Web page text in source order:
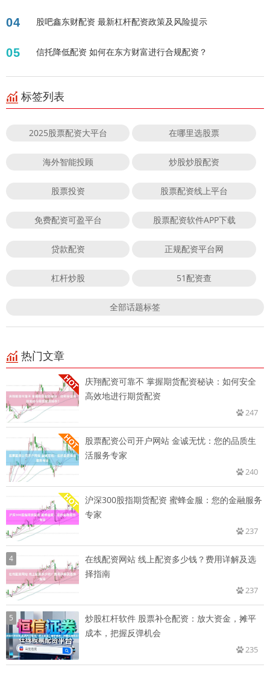
04 股吧鑫东财配资 最新杠杆配资政策及风险提示
05 信托降低配资 如何在东方财富进行合规配资？
标签列表
2025股票配资大平台 在哪里选股票
海外智能投顾 炒股炒股配资
股票投资 股票配资线上平台
免费配资可盈平台 股票配资软件APP下载
贷款配资 正规配资平台网
杠杆炒股 51配资查
全部话题标签
热门文章
庆翔配资可靠不 掌握期货配资秘诀：如何安全
高效地进行期货配资
247
股票配资公司开户网站 金诚无忧：您的品质生
活服务专家
240
沪深300股指期货配资 蜜蜂金服：您的金融服务
专家
237
4
在线配资网站 线上配资多少钱？费用详解及选
择指南
237
5
炒股杠杆软件 股票补仓配资：放大资金，摊平
成本，把握反弹机会
235